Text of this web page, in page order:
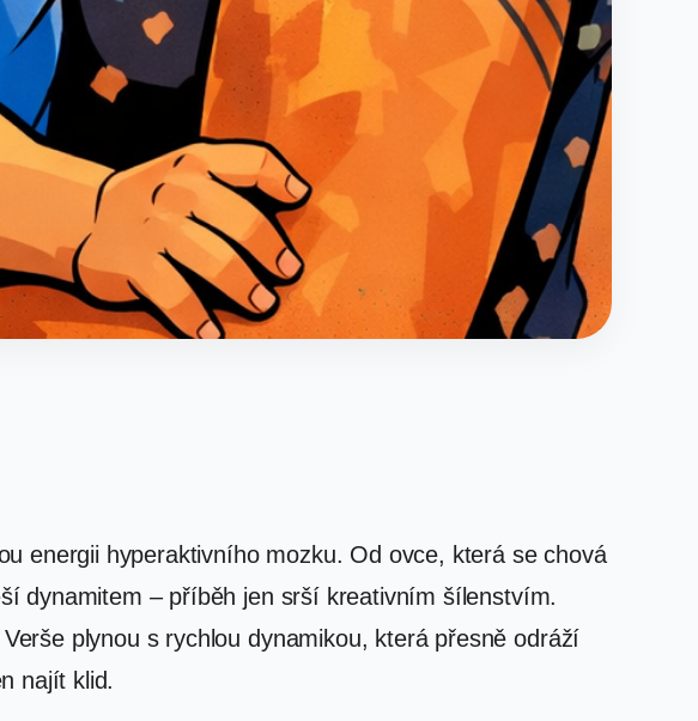
energii hyperaktivního mozku. Od ovce, která se chová
dynamitem – příběh jen srší kreativním šílenstvím.
plynou s rychlou dynamikou, která přesně odráží
najít klid.